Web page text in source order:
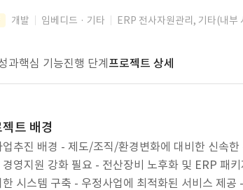
개발 임베디드 · 기타 ERP 전사자원관리, 기타(내부
과핵심 기능진행 단계 프로젝트 상세
트 배경
추진 배경 - 제도/조직/환경변화에 대비한 신속
경영지원 강화 필요 - 전산장비 노후화 및 ERP 패
한 시스템 구축 - 우정사업에 최적화된 서비스 제